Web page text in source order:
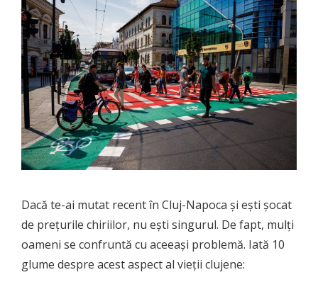
Dacă te-ai mutat recent în Cluj-Napoca și ești șocat
de prețurile chiriilor, nu ești singurul. De fapt, mulți
oameni se confruntă cu aceeași problemă. Iată 10
glume despre acest aspect al vieții clujene: